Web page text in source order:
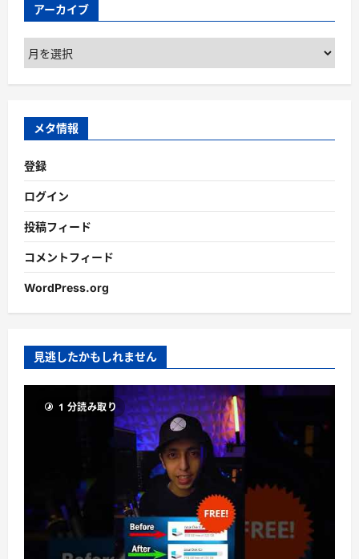
アーカイブ
ア
ー
カ
ブ
メタ情報
登録
ログイン
投稿フィード
コメントフィード
WordPress.org
見逃したかもしれません
1 分読み取り